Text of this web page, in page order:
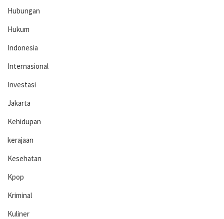
Hubungan
Hukum
Indonesia
Internasional
Investasi
Jakarta
Kehidupan
kerajaan
Kesehatan
Kpop
Kriminal
Kuliner